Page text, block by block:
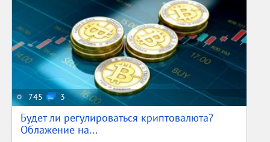
745 3
Будет ли регулироваться криптовалюта?
Облажение на...